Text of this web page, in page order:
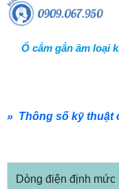
Ổ cắm gắn âm loại
» Thông số kỹ thuật
Dòng điện định mức